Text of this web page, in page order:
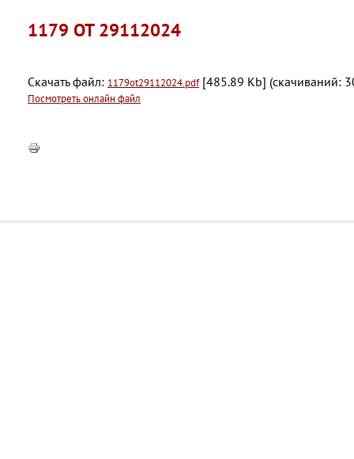
1179 ОТ 29112024
Скачать файл: 1179ot29112024.pdf[485.89 Kb] (cкачиваний:
Посмотреть онлайн файл